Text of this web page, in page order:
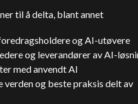
til å delta, blant annet
og AI-utøvere
og leverandører av AI-
med anvendt AI
og beste praksis delt av